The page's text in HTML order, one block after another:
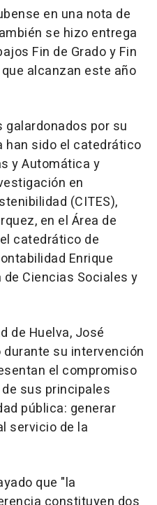
en una nota de
se hizo entrega
Fin de Grado y Fin
alcanzan este año
galardonados por su
sido el catedrático
y Automática y
en
(CITES),
en el Área de
catedrático de
Enrique
de Ciencias Sociales y
de Huelva, José
su intervención
el compromiso
sus principales
pública: generar
servicio de la
que "la